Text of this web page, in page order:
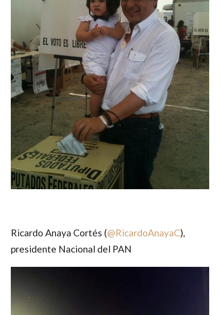
Ricardo Anaya Cortés (@RicardoAnayaC),
presidente Nacional del PAN